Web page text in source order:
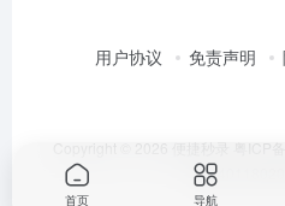
用户协议 免责声明
Copyright © 2026 便捷秒录 粤ICP
备
首页 导航